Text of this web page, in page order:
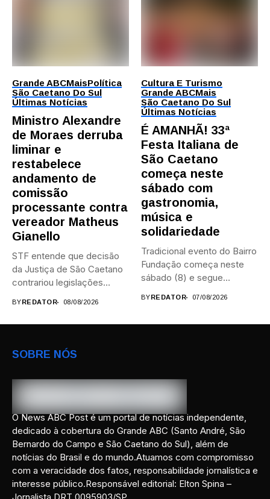
Grande ABCMaisPolítica
São Caetano Do Sul
Últimas Notícias
Ministro Alexandre
de Moraes derruba
liminar e
restabelece
andamento de
comissão
processante contra
vereador Matheus
Gianello
STF entende que decisão
da Justiça de São Caetano
contrariou legislações
BYREDATOR 08/08/2026
Cultura E Turismo
Grande ABCMais
São Caetano Do Sul
Últimas Notícias
É AMANHÃ! 33ª
Festa Italiana de
São Caetano
começa neste
sábado com
gastronomia,
música e
solidariedade
Tradicional evento do Bairro
Fundação começa neste
sábado (8) e segue
BYREDATOR 07/08/2026
SOBRE NÓS
O News ABC Post é um portal de notícias independente,
dedicado à cobertura do Grande ABC (Santo André, São
Bernardo do Campo e São Caetano do Sul), além de
notícias do Brasil e do mundo.Atuamos com compromisso
com a veracidade dos fatos, responsabilidade jornalística e
interesse público.Responsável editorial: Elton Spina –